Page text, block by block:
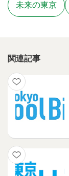
未来の東京
関連記事